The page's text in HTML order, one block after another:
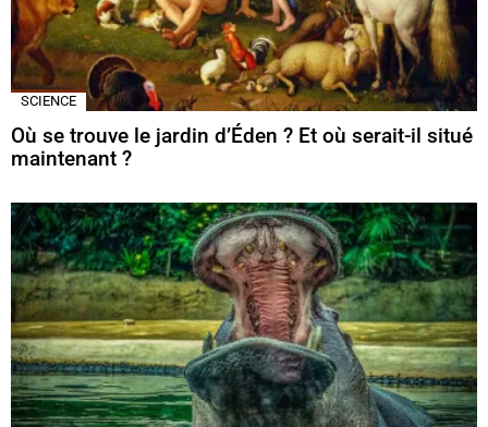
SCIENCE
Où se trouve le jardin d’Éden ? Et où serait-il situé
maintenant ?